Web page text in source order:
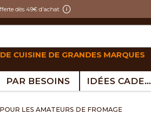
dès 49€ d'achat
CUISINE DE GRANDES MARQUES
PAR BESOINS IDÉES CADEAUX
LES AMATEURS DE FROMAGE